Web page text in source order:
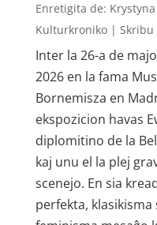
Enretigita de:
Kulturkroniko| Skribu
Inter la 26-a de
2026 en la fama
Bornemisza en
ekspozicion havas
diplomitino de la
kaj unu el la plej
scenejo. En sia
perfekta,